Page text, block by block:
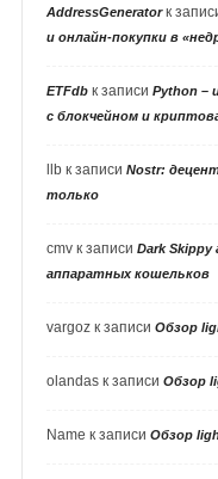
AddressGeneratorк
и онлайн-покупки в
ETFdb к записиPython –
с блокчейном и
llb к записиNostr:
только
cmv к записиDark
аппаратных кошельков
vargoz к записиОбзор
olandas к записиОбзор
Name к записиОбзор